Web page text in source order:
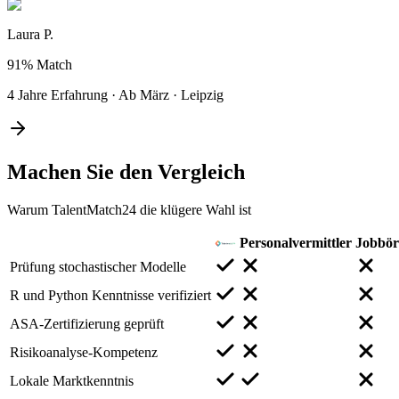
Laura P.
91% Match
4 Jahre Erfahrung · Ab März · Leipzig
Machen Sie den Vergleich
Warum TalentMatch24 die klügere Wahl ist
Personalvermittler
Prüfung stochastischer Modelle
R und Python Kenntnisse verifiziert
ASA-Zertifizierung geprüft
Risikoanalyse-Kompetenz
Lokale Marktkenntnis